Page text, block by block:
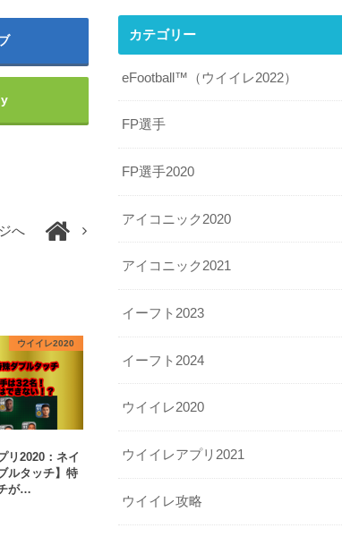
へ
ウイイレ2020
リ2020：ネイ
ルタッチ】特
が…
カテゴリー
eFootball™（ウイイレ2022）
FP選手
FP選手2020
アイコニック2020
アイコニック2021
イーフト2023
イーフト2024
ウイイレ2020
ウイイレアプリ2021
ウイイレ攻略